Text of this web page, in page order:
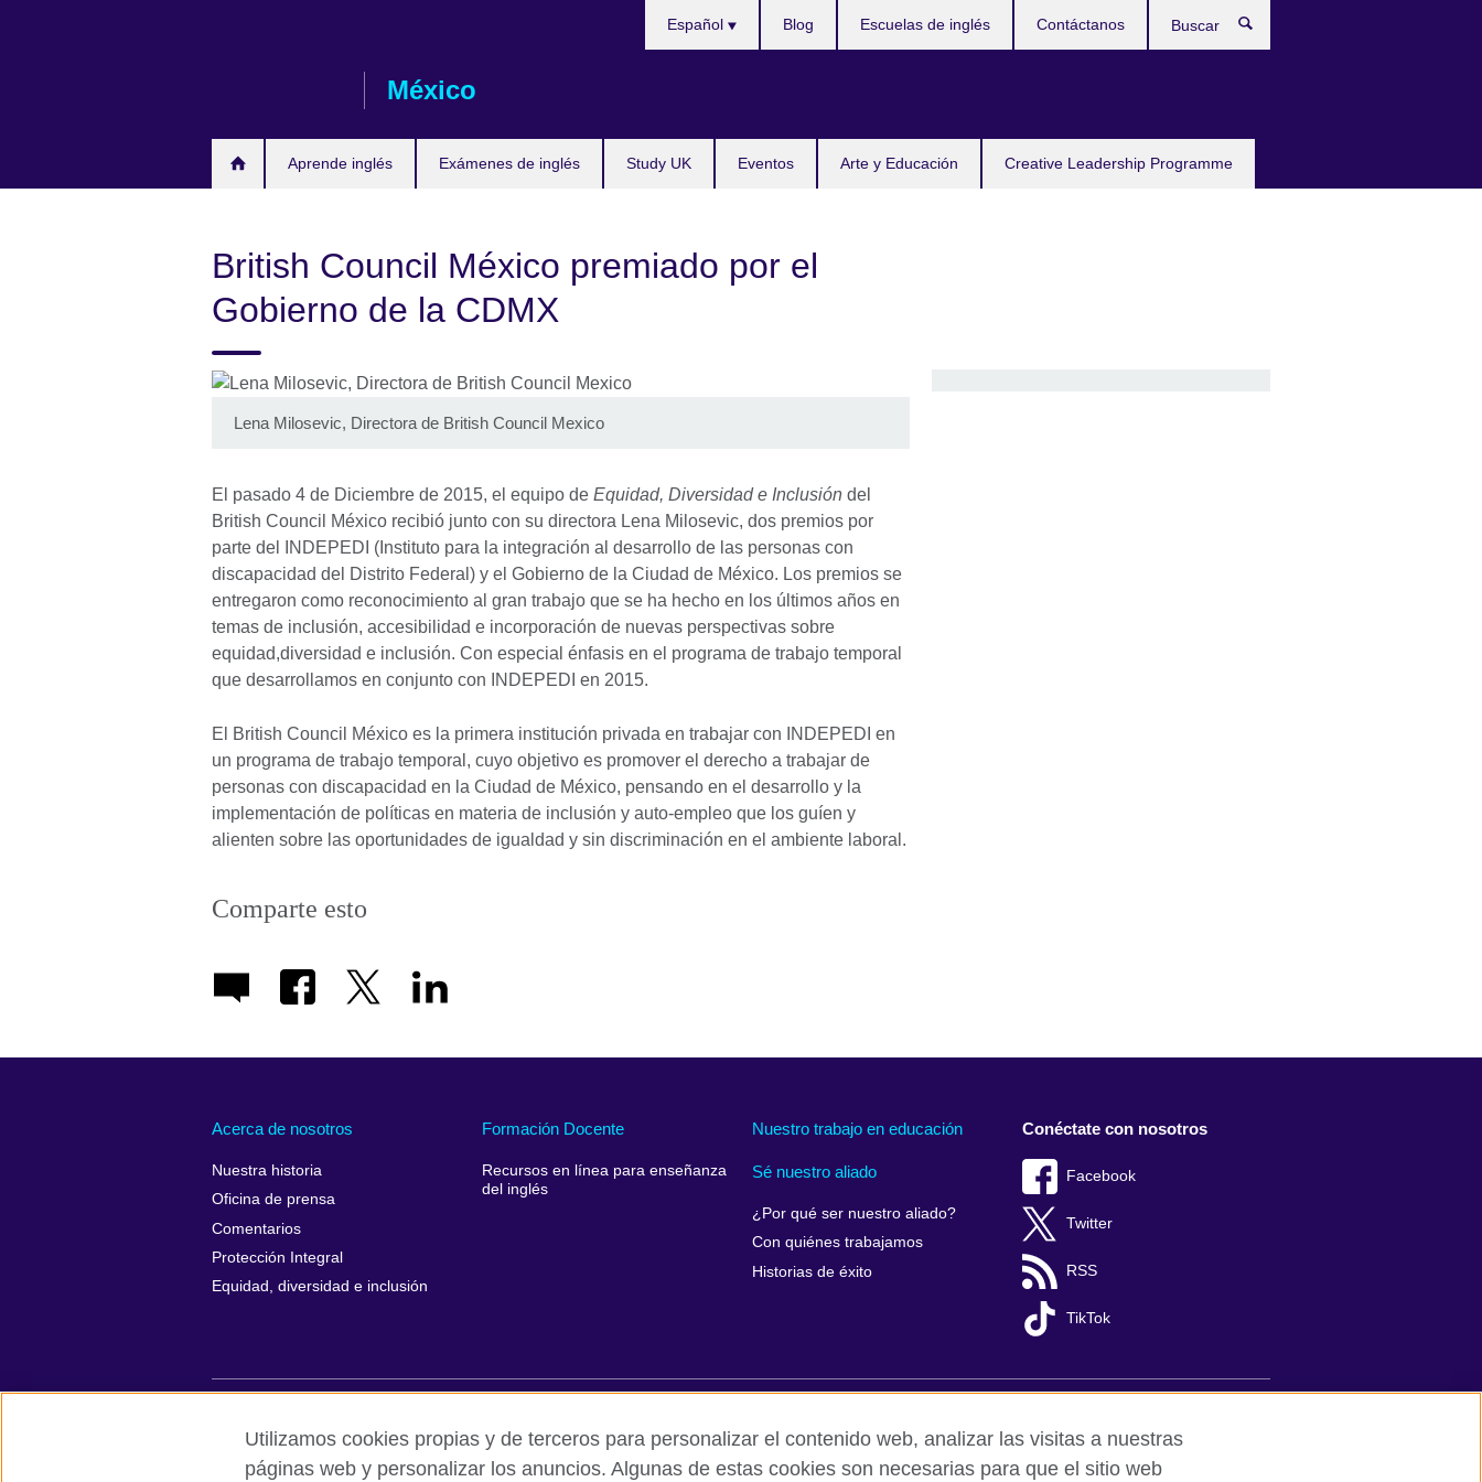
México
Aprende inglés Exámenes de inglés Study UK Eventos Arte y Educación Creative Leadership Programme
Español Blog Escuelas de inglés Contáctanos
British Council México premiado por el
Gobierno de la CDMX
Lena Milosevic, Directora de British Council Mexico
El pasado 4 de Diciembre de 2015, el equipo de Equidad, Diversidad e Inclusión del
British Council México recibió junto con su directora Lena Milosevic, dos premios por
parte del INDEPEDI (Instituto para la integración al desarrollo de las personas con
discapacidad del Distrito Federal) y el Gobierno de la Ciudad de México. Los premios se
entregaron como reconocimiento al gran trabajo que se ha hecho en los últimos años en
temas de inclusión, accesibilidad e incorporación de nuevas perspectivas sobre
equidad,diversidad e inclusión. Con especial énfasis en el programa de trabajo temporal
que desarrollamos en conjunto con INDEPEDI en 2015.
El British Council México es la primera institución privada en trabajar con INDEPEDI en
un programa de trabajo temporal, cuyo objetivo es promover el derecho a trabajar de
personas con discapacidad en la Ciudad de México, pensando en el desarrollo y la
implementación de políticas en materia de inclusión y auto-empleo que los guíen y
alienten sobre las oportunidades de igualdad y sin discriminación en el ambiente laboral.
Comparte esto
Acerca de nosotros
Nuestra historia
Oficina de prensa
Comentarios
Protección Integral
Equidad, diversidad e inclusión
Formación Docente
Recursos en línea para enseñanza
del inglés
Nuestro trabajo en educación
Sé nuestro aliado
¿Por qué ser nuestro aliado?
Con quiénes trabajamos
Historias de éxito
Conéctate con nosotros
Facebook
Twitter
RSS
TikTok
Utilizamos cookies propias y de terceros para personalizar el contenido web, analizar las visitas a nuestras
páginas web y personalizar los anuncios. Algunas de estas cookies son necesarias para que el sitio web